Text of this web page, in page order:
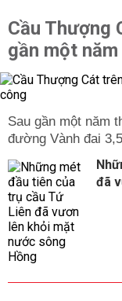
Cầu Thượng
gần một
Sau gần một năm
đường Vành đai
đã